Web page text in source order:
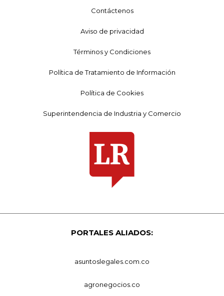
Contáctenos
Aviso de privacidad
Términos y Condiciones
Política de Tratamiento de Información
Política de Cookies
Superintendencia de Industria y Comercio
PORTALES ALIADOS:
asuntoslegales.com.co
agronegocios.co